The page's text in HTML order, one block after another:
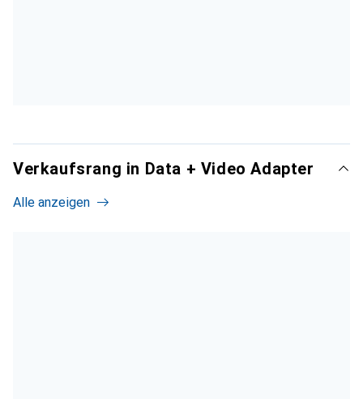
Verkaufsrang in Data + Video Adapter
Alle anzeigen